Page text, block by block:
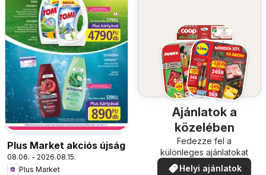
Plus Market akciós újság
08.06. - 2026.08.15.
Plus Market
Ajánlatok a
közelében
Fedezze fel a
különleges ajánlatokat
Helyi ajánlatok